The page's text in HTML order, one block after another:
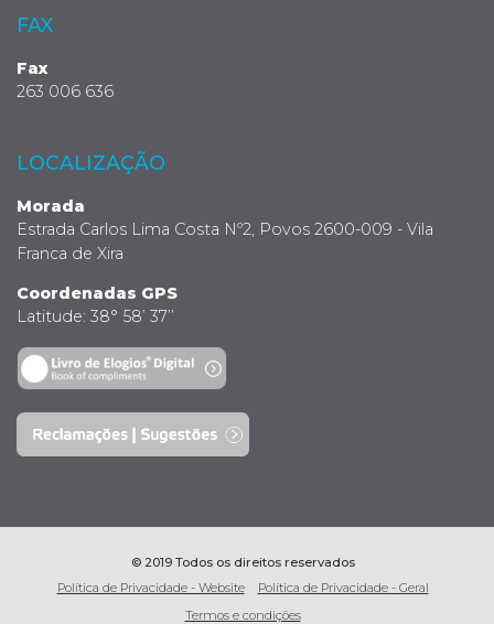
FAX
Fax
263 006 636
LOCALIZAÇÃO
Morada
Estrada Carlos Lima Costa Nº2, Povos 2600-009 - Vila
Franca de Xira
Coordenadas GPS
Latitude: 38° 58’ 37’’
© 2019 Todos os direitos reservados
Política de Privacidade - Website
Política de Privacidade - Geral
Termos e condições